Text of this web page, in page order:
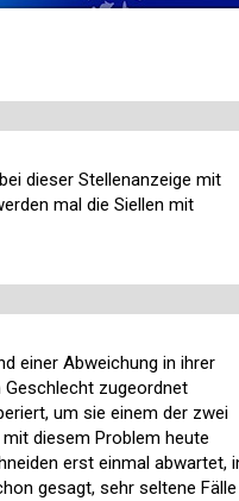
dieser Stellenanzeige mit
mal die Siellen mit
einer Abweichung in ihrer
Geschlecht zugeordnet
um sie einem der zwei
diesem Problem heute
erst einmal abwartet,
gesagt, sehr seltene Fälle